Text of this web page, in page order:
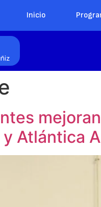
Inicio
Atlántica